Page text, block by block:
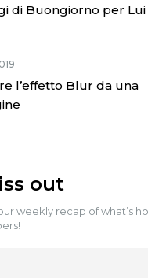
di Buongiorno per Lui
l’effetto Blur da una
out
weekly recap of what’s